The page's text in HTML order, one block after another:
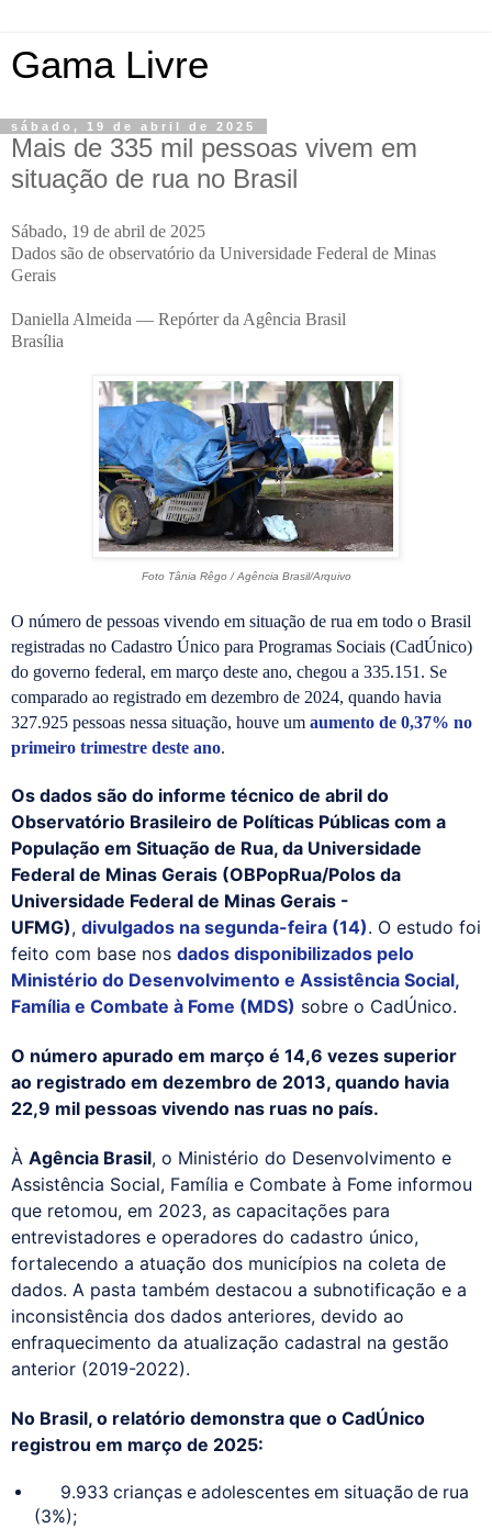
Gama Livre
sábado, 19 de abril de 2025
Mais de 335 mil pessoas vivem em
situação de rua no Brasil
Sábado, 19 de abril de 2025
Dados são de observatório da Universidade Federal de Minas
Gerais
Daniella Almeida — Repórter da Agência Brasil
Brasília
Foto Tânia Rêgo / Agência Brasil/Arquivo
TÂNIA RÊGO/AGÊNCIA BRASIL/ARQUIVO
O número de pessoas vivendo em situação de rua em todo o Brasil
registradas no Cadastro Único para Programas Sociais (CadÚnico)
do governo federal, em março deste ano, chegou a 335.151. Se
comparado ao registrado em dezembro de 2024, quando havia
327.925 pessoas nessa situação, houve um aumento de 0,37% no
primeiro trimestre deste ano.
Os dados são do informe técnico de abril do
Observatório Brasileiro de Políticas Públicas com a
População em Situação de Rua, da Universidade
Federal de Minas Gerais (OBPopRua/Polos da
Universidade Federal de Minas Gerais -
UFMG), divulgados na segunda-feira (14). O estudo foi
feito com base nos dados disponibilizados pelo
Ministério do Desenvolvimento e Assistência Social,
Família e Combate à Fome (MDS) sobre o CadÚnico.
O número apurado em março é 14,6 vezes superior
ao registrado em dezembro de 2013, quando havia
22,9 mil pessoas vivendo nas ruas no país.
À Agência Brasil, o Ministério do Desenvolvimento e
Assistência Social, Família e Combate à Fome informou
que retomou, em 2023, as capacitações para
entrevistadores e operadores do cadastro único,
fortalecendo a atuação dos municípios na coleta de
dados. A pasta também destacou a subnotificação e a
inconsistência dos dados anteriores, devido ao
enfraquecimento da atualização cadastral na gestão
anterior (2019-2022).
No Brasil, o relatório demonstra que o CadÚnico
registrou em março de 2025:
9.933 crianças e adolescentes em situação de rua
(3%);